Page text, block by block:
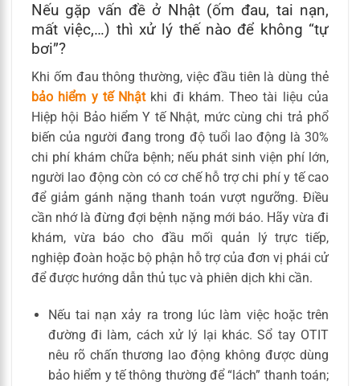
Nếu gặp vấn đề ở Nhật (ốm đau, tai nạn,
mất việc,…) thì xử lý thế nào để không “tự
bơi”?
Khi ốm đau thông thường, việc đầu tiên là dùng thẻ
bảo hiểm y tế Nhậtkhi đi khám. Theo tài liệu của
Hiệp hội Bảo hiểm Y tế Nhật, mức cùng chi trả phổ
biến của người đang trong độ tuổi lao động là 30%
chi phí khám chữa bệnh; nếu phát sinh viện phí lớn,
người lao động còn có cơ chế hỗ trợ chi phí y tế cao
để giảm gánh nặng thanh toán vượt ngưỡng. Điều
cần nhớ là đừng đợi bệnh nặng mới báo. Hãy vừa đi
khám, vừa báo cho đầu mối quản lý trực tiếp,
nghiệp đoàn hoặc bộ phận hỗ trợ của đơn vị phái cử
để được hướng dẫn thủ tục và phiên dịch khi cần.
Nếu tai nạn xảy ra trong lúc làm việc hoặc trên
đường đi làm, cách xử lý lại khác. Sổ tay OTIT
nêu rõ chấn thương lao động không được dùng
bảo hiểm y tế thông thường để “lách” thanh toán;